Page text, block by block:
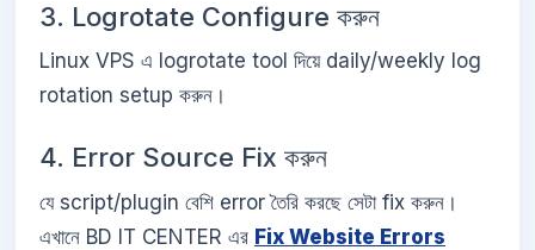
3. Logrotate Configure করুন
Linux VPS এ logrotate tool দিয়ে daily/weekly log
rotation setup করুন।
4. Error Source Fix করুন
যে script/plugin বেশি error তৈরি করছে সেটা fix করুন।
এখানে BD IT CENTER এর Fix Website Errors